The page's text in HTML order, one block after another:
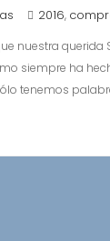
2016,
nuestra
siempre ha
tenemos